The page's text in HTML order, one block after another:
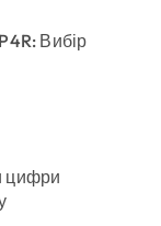
Вибір
цифри